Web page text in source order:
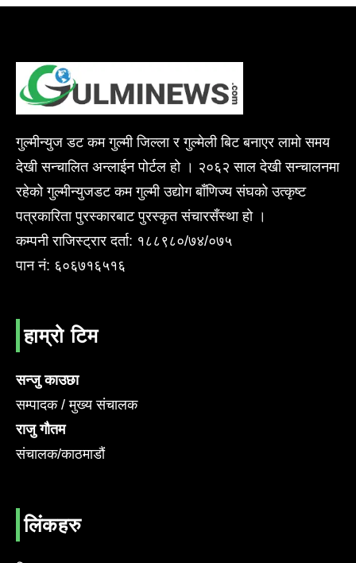
गुल्मीन्युज डट कम गुल्मी जिल्ला र गुल्मेली बिट बनाएर लामो समय
देखी सन्चालित अन्लाईन पोर्टल हो । २०६२ साल देखी सन्चालनमा
रहेको गुल्मीन्युजडट कम गुल्मी उद्योग बाँणिज्य संघको उत्कृष्ट
पत्रकारिता पुरस्कारबाट पुरस्कृत संचारसँस्था हो ।
कम्पनी राजिस्ट्रार दर्ता: १८८९८०/७४/०७५
पान नं: ६०६७१६५१६
हाम्रो टिम
सन्जु काउछा
सम्पादक / मुख्य संचालक
राजु गौतम
संचालक/काठमाडौं
लिंकहरु